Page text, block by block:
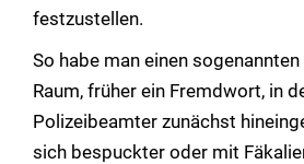
festzustellen.
So habe man einen
Raum, früher ein Fremdwort, in
Polizeibeamter zunächst
sich bespuckter oder mit